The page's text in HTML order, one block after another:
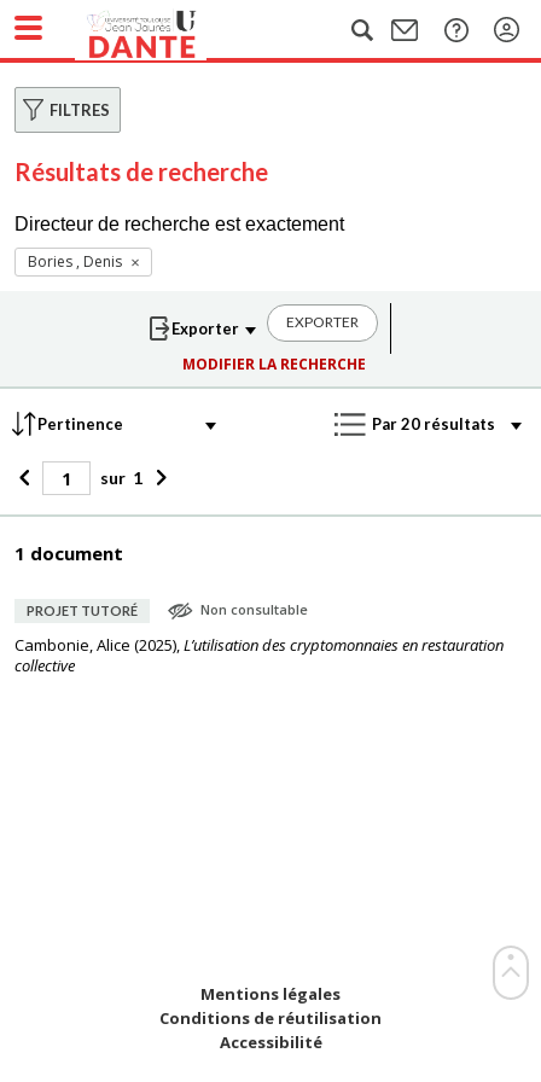
FILTRES
Résultats de recherche
Directeur de recherche est exactement
Bories , Denis
EXPORTER
MODIFIER LA RECHERCHE
sur 1
1 document
PROJET TUTORÉ Non consultable
Cambonie, Alice (2025),L’utilisation des cryptomonnaies en restauration
collective
Mentions légales
Conditions de réutilisation
Accessibilité